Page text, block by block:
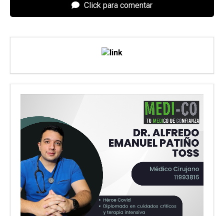
Click para comentar